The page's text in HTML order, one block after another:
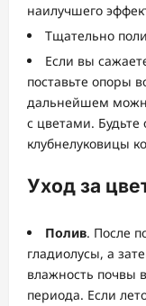
наилучшего
Тщательно
Если вы
поставьте опоры
дальнейшем
с цветами.
клубнелуковицы
Уход за
Полив. После
гладиолусы, а
влажность почвы
периода. Если